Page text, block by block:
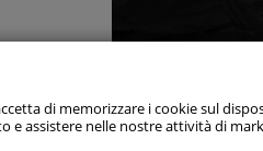
di memorizzare i cookie sul
e assistere nelle nostre attività di